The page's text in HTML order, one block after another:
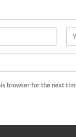
browser for the next